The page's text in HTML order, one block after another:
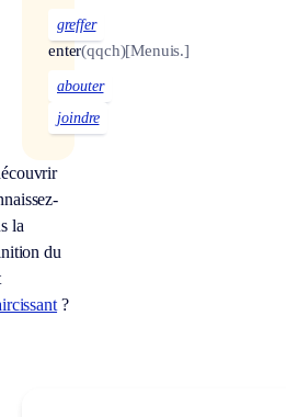
greffer
enter(qqch)[Menuis.]
abouter
joindre
la
du
?